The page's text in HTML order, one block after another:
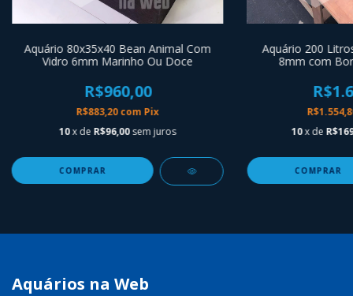
Aquário 80x35x40 Bean Animal Com
Vidro 6mm Marinho Ou Doce
R$960,00
R$883,20com Pix
10x de R$96,00sem juros
Aquário 200
8mm com
10x de
Aquários na Web